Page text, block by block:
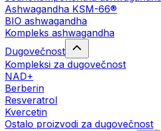
Ashwagandha KSM-66®
BIO ashwagandha
Kompleks ashwagandha
Dugovečnost
Kompleksi za dugovečnost
NAD+
Berberin
Resveratrol
Kvercetin
Ostalo proizvodi za dugovečnost